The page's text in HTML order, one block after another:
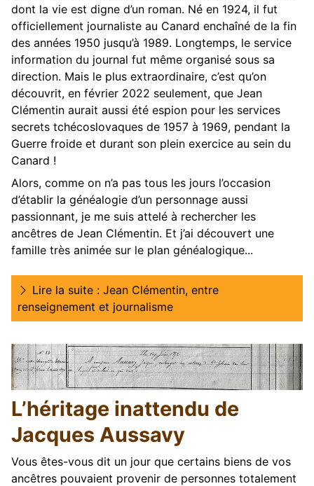
dont la vie est digne d’un roman. Né en 1924, il fut
officiellement journaliste au Canard enchaîné de la fin
des années 1950 jusqu’à 1989. Longtemps, le service
information du journal fut même organisé sous sa
direction. Mais le plus extraordinaire, c’est qu’on
découvrit, en février 2022 seulement, que Jean
Clémentin aurait aussi été espion pour les services
secrets tchécoslovaques de 1957 à 1969, pendant la
Guerre froide et durant son plein exercice au sein du
Canard !
Alors, comme on n’a pas tous les jours l’occasion
d’établir la généalogie d’un personnage aussi
passionnant, je me suis attelé à rechercher les
ancêtres de Jean Clémentin. Et j’ai découvert une
famille très animée sur le plan généalogique...
Lire la suite : Jean Clémentin, entre
renseignement et journalisme
L’héritage inattendu de
Jacques Aussavy
Vous êtes-vous dit un jour que certains biens de vos
ancêtres pouvaient provenir de personnes totalement